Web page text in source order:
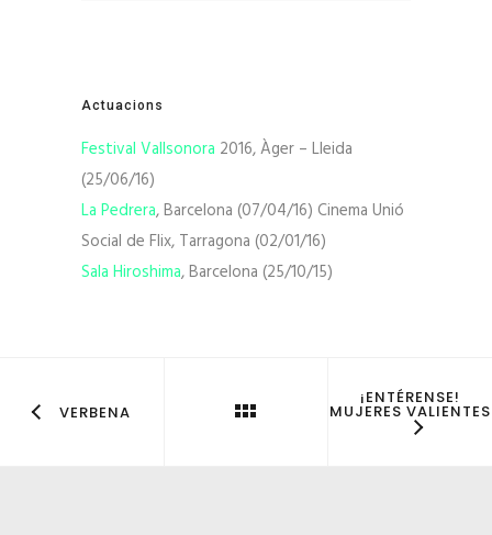
Actuacions
Festival Vallsonora 2016, Àger – Lleida
(25/06/16)
La Pedrera, Barcelona (07/04/16) Cinema Unió
Social de Flix, Tarragona (02/01/16)
Sala Hiroshima, Barcelona (25/10/15)
VERBENA
¡ENTÉRENSE!
MUJERES VALIENTES